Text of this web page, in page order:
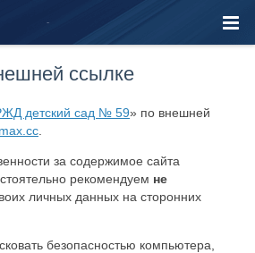
ссылке
детский сад № 59» по внешней
за содержимое сайта
рекомендуем не
личных данных на сторонних
безопасностью компьютера,